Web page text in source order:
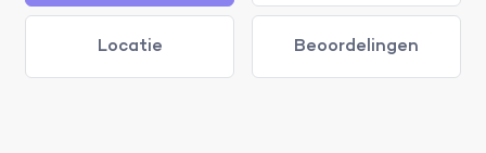
Locatie Beoordelingen